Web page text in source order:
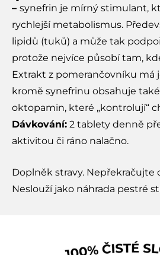
– synefrin je mírný stimulant,
rychlejší metabolismus.
lipidů (tuků) a může tak
protože nejvíce působí tam,
Extrakt z pomerančovníku má
kromě synefrinu obsahuje
oktopamin, které „kontrolují“
Dávkování: 2 tablety denně
aktivitou či ráno nalačno.
Doplněk stravy. Nepřekračujte
Neslouží jako náhrada pestré